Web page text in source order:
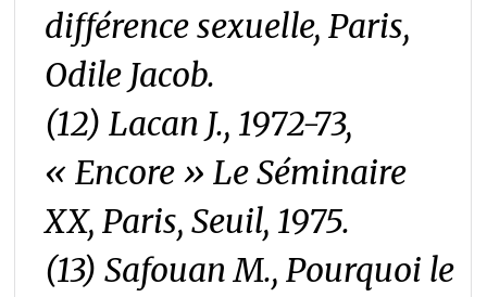
différence sexuelle, Paris,
Odile Jacob.
(12) Lacan J., 1972-73,
« Encore »Le Séminaire
XX, Paris, Seuil, 1975.
(13) Safouan M., Pourquoi le